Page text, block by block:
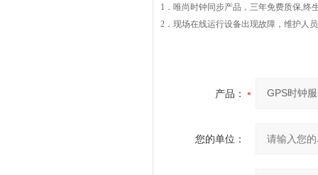
1 ．唯尚时钟同步产品，三年免费质保,终
2 ．现场在线运行设备出现故障，维护人
产品：
您的单位：